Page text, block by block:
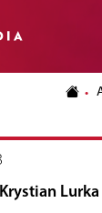
Krystian Lurka